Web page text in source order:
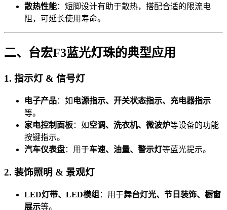
散热性能：短脚设计有助于散热，搭配合适的限流电
阻，可延长使用寿命。
二、台宏F3蓝光灯珠的典型应用
1. 指示灯 & 信号灯
电子产品：如 电源指示、开关状态指示、充电器指示
等。
家电控制面板：如空调、洗衣机、微波炉等设备的功能
按键指示。
汽车仪表盘：用于车速、油量、警示灯等蓝光提示。
2. 装饰照明 & 景观灯
LED灯带、LED模组 ：用于舞台灯光、节日装饰、橱窗
展示等。